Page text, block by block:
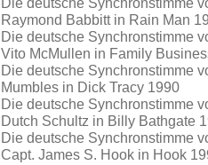
Raymond Babbitt in Rain Man
Die deutsche Synchronstimme
Vito McMullen in Family
Die deutsche Synchronstimme
Mumbles in Dick Tracy 1990
Die deutsche Synchronstimme
Dutch Schultz in Billy Bathgate
Die deutsche Synchronstimme
Capt. James S. Hook in Hook